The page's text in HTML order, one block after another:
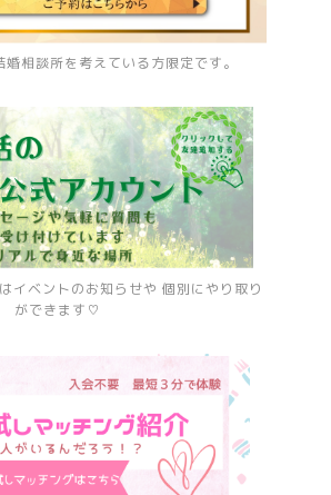
相談所を考えている方限定です。
イベントのお知らせや 個別にやり取り
ができます♡